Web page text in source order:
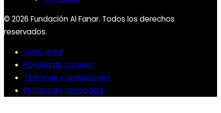
© 2026 Fundación Al Fanar. Todos los derechos
reservados.
Aviso legal
Política de cookies
Términos y condiciones
Política de privacidad